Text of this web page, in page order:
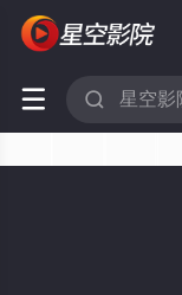
 